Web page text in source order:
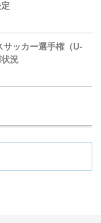
サッカー選手権（U-
況